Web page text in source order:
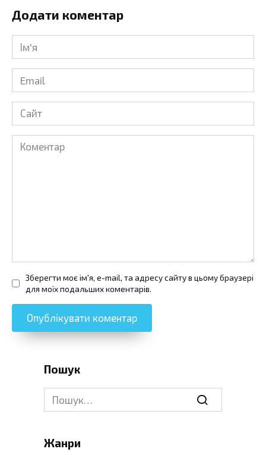
Додати коментар
Ім'я
Email
Сайт
Коментар
Зберегти моє ім'я, e-mail, та адресу сайту в цьому браузері
для моїх подальших коментарів.
Пошук
Search
for:
Жанри